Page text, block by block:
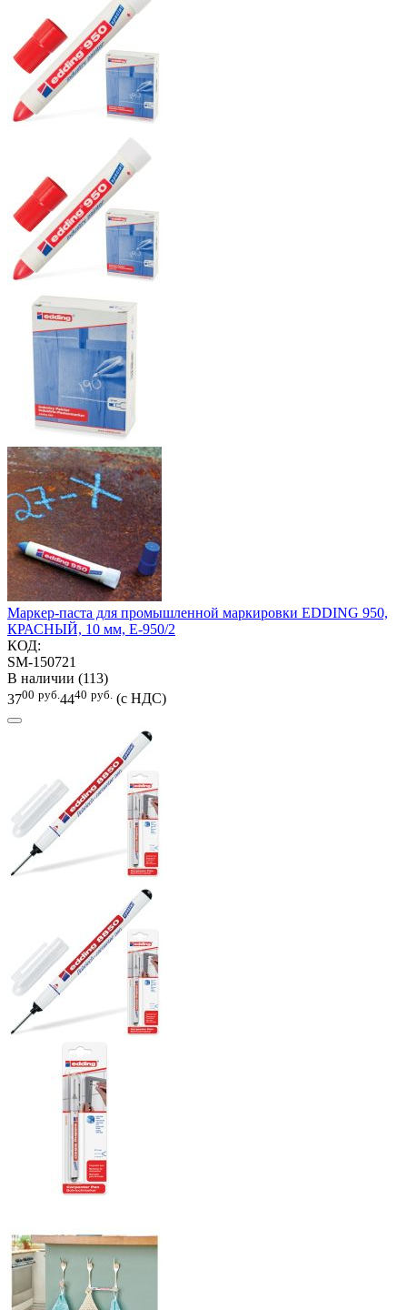
Маркер-паста для промышленной маркировки EDDING 950,
КРАСНЫЙ, 10 мм, E-950/2
КОД:
SM-150721
В наличии (113)
3700 руб. 4440 руб. (с НДС)